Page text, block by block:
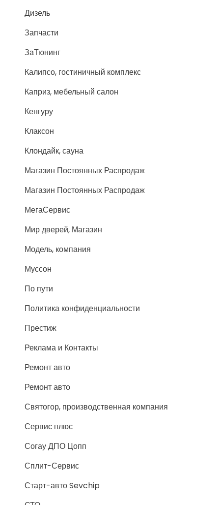
Дизель
Запчасти
ЗаТюнинг
Калипсо, гостиничный комплекс
Каприз, мебельный салон
Кенгуру
Клаксон
Клондайк, сауна
Магазин Постоянных Распродаж
Магазин Постоянных Распродаж
МегаСервис
Мир дверей, Магазин
Модель, компания
Муссон
По пути
Политика конфиденциальности
Престиж
Реклама и Контакты
Ремонт авто
Ремонт авто
Святогор, производственная компания
Сервис плюс
Согау ДПО Цопп
Сплит-Сервис
Старт-авто Sevchip